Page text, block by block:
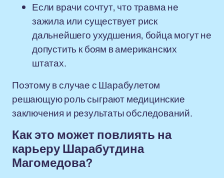
Если врачи сочтут, что травма не
зажила или существует риск
дальнейшего ухудшения, бойца могут не
допустить к боям в американских
штатах.
Поэтому в случае с Шарабулетом
решающую роль сыграют медицинские
заключения и результаты обследований.
Как это может повлиять на
карьеру Шарабутдина
Магомедова?